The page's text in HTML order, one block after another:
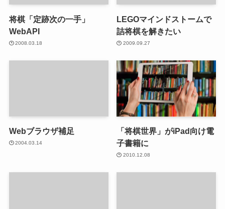
将棋「定跡次の一手」
WebAPI
2008.03.18
LEGOマインドストームで
詰将棋を解きたい
2009.09.27
Webブラウザ補足
2004.03.14
「将棋世界」がiPad向け電
子書籍に
2010.12.08